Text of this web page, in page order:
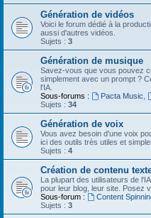
Génération de vidéos
Voici le forum dédié à la
aussi d'autres vidéos.
Sujets : 3
Génération de musique
Savez-vous que vous pouvez
simplement avec un prompt ?
l'IA.
Sous-forums :
Pacta Music
Sujets : 34
Génération de voix
Vous avez besoin d'une voix
ici des outils très utiles et
Sujets : 4
Création de contenu
La plupart des utilisateurs de
pour leur blog, leur site. Posez
Sous-forum :
Content
Sujets : 3